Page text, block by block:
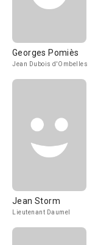
Georges Pomiès
Jean Dubois d'Ombelles
Jean Storm
Lieutenant Daumel